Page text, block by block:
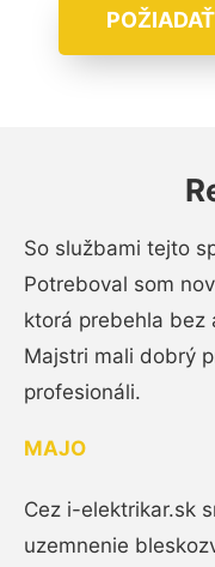
So službami tejto
Potreboval som
ktorá prebehla bez
Majstri mali dobrý
profesionáli.
MAJO
Cez i-elektrikar.sk
uzemnenie